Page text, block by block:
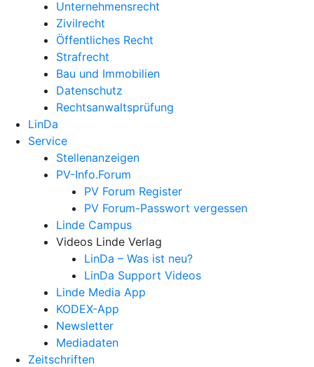
Unternehmens­recht
Zivilrecht
Öffentliches Recht
Strafrecht
Bau und Immobilien
Datenschutz
Rechtsanwalts­prüfung
LinDa
Service
Stellenanzeigen
PV-Info.Forum
PV Forum Register
PV Forum-Passwort vergessen
Linde Campus
Videos Linde Verlag
LinDa – Was ist neu?
LinDa Support Videos
Linde Media App
KODEX-App
Newsletter
Mediadaten
Zeitschriften